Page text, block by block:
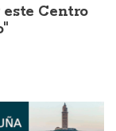
Centro